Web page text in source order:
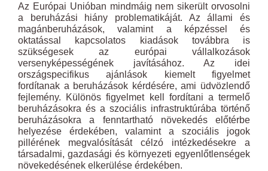
Az Európai Unióban mindmáig nem sikerült orvosolni
a beruházási hiány problematikáját. Az állami és
magánberuházások, valamint a képzéssel és
oktatással kapcsolatos kiadások továbbra is
szükségesek az európai vállalkozások
versenyképességének javításához. Az idei
országspecifikus ajánlások kiemelt figyelmet
fordítanak a beruházások kérdésére, ami üdvözlendő
fejlemény. Különös figyelmet kell fordítani a termelő
beruházásokra és a szociális infrastruktúrába történő
beruházásokra a fenntartható növekedés előtérbe
helyezése érdekében, valamint a szociális jogok
pillérének megvalósítását célzó intézkedésekre a
társadalmi, gazdasági és környezeti egyenlőtlenségek
növekedésének elkerülése érdekében.